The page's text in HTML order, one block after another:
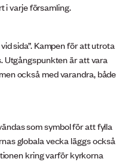
i varje församling.
sida”. Kampen för att utrota
Utgångspunkten är att vara
också med varandra, både
som symbol för att fylla
globala vecka läggs också
kring varför kyrkorna